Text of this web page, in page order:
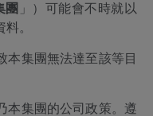
團 」）可能會不時就以
。
本集團無法達至該等目
本集團的公司政策。遵